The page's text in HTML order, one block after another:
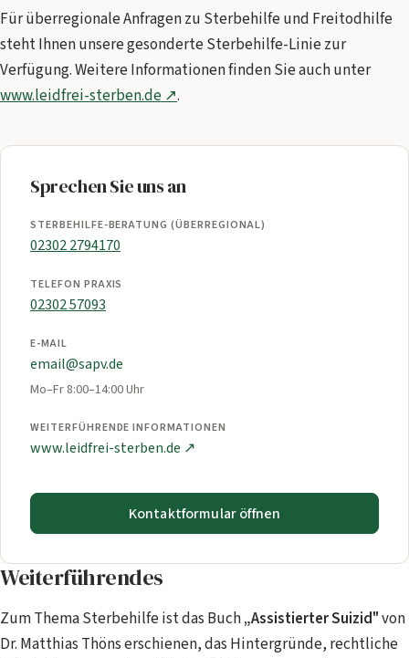
Für überregionale Anfragen zu Sterbehilfe und Freitodhilfe
steht Ihnen unsere gesonderte Sterbehilfe-Linie zur
Verfügung. Weitere Informationen finden Sie auch unter
www.leidfrei-sterben.de ↗.
Sprechen Sie uns an
STERBEHILFE-BERATUNG (ÜBERREGIONAL)
02302 2794170
TELEFON PRAXIS
02302 57093
E-MAIL
email@sapv.de
Mo–Fr 8:00–14:00 Uhr
WEITERFÜHRENDE INFORMATIONEN
www.leidfrei-sterben.de ↗
Kontaktformular öffnen
Weiterführendes
Zum Thema Sterbehilfe ist das Buch„Assistierter Suizid"von
Dr. Matthias Thöns erschienen, das Hintergründe, rechtliche